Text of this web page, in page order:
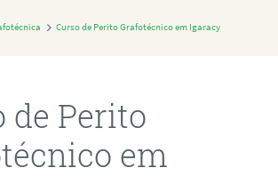
Curso de Perito Grafotécnico em Igaracy
de Perito
em